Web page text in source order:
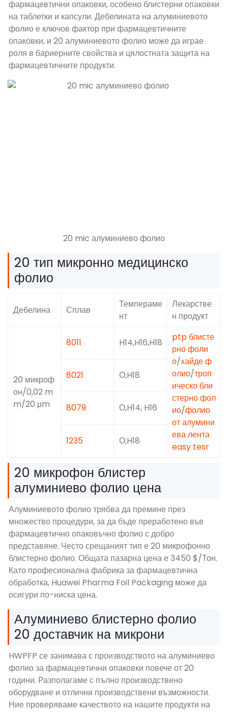
фармацевтични опаковки, особено блистерни опаковки
на таблетки и капсули. Дебелината на алуминиевото
фолио е ключов фактор при фармацевтичните
опаковки, и 20 алуминиевото фолио може да играе
роля в бариерните свойства и цялостната защита на
фармацевтичните продукти.
20 mic алуминиево фолио
20 тип микронно медицинско
фолио
Дебелина Сплав
Темпераме
нт
Лекарстве
н продукт
20 микроф
он/0,02 m
m/20 μm
8011 H14,H16,H18
ptp блисте
рно фоли
о/хайде ф
олио/троп
ическо бли
стерно фол
ио/фолио
от алумини
ева лента
easy tesr
8021 О,H18
8079 О,H14, H16
1235 О,H18
20 микрофон блистер
алуминиево фолио цена
Алуминиевото фолио трябва да премине през
множество процедури, за да бъде преработено във
фармацевтично опаковъчно фолио с добро
представяне. Често срещаният тип е 20 микрофонно
блистерно фолио. Общата пазарна цена е 3450 $/Тон.
Като професионална фабрика за фармацевтична
обработка, Huawei Pharma Foil Packaging може да
осигури по-ниска цена.
Алуминиево блистерно фолио
20 доставчик на микрони
HWPFP се занимава с производството на алуминиево
фолио за фармацевтични опаковки повече от 20
години. Разполагаме с пълно производствено
оборудване и отлични производствени възможности.
Ние проверяваме качеството на нашите продукти на